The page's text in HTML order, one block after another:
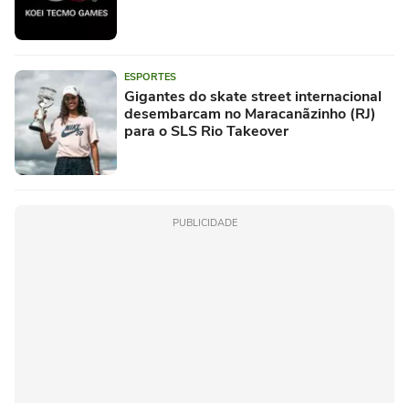
ESPORTES
Gigantes do skate street internacional
desembarcam no Maracanãzinho (RJ)
para o SLS Rio Takeover
PUBLICIDADE